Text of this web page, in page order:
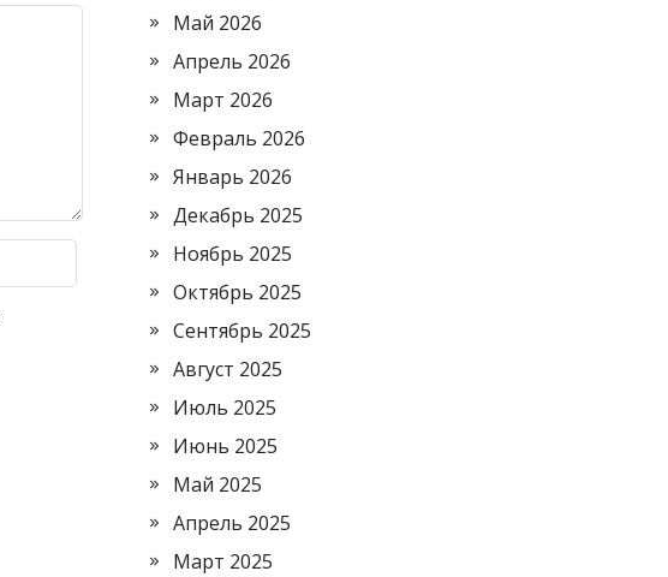
Май 2026
Апрель 2026
Март 2026
Февраль 2026
Январь 2026
Декабрь 2025
Ноябрь 2025
Октябрь 2025
Сентябрь 2025
Август 2025
Июль 2025
Июнь 2025
Май 2025
Апрель 2025
Март 2025